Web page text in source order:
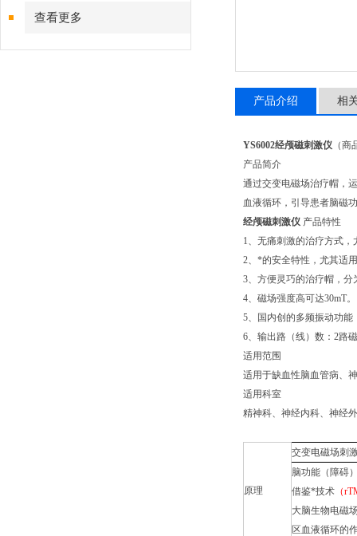
查看更多
产品介绍 相
YS6002经颅磁刺激仪 （
产品简介
通过交变电磁场治疗帽，
血液循环，引导患者脑磁
经颅磁刺激仪 产品特性
1、无痛刺激的治疗方式
2、*的安全特性，尤其适
3、方便灵巧的治疗帽，
4、磁场强度高可达30mT。
5、国内创的多频振动功
6、 输出路（线）数：2路
适用范围
适用于缺血性脑血管病、
适用科室
精神科、神经内科、神经
原理
交变电磁场
脑功能（障碍
借鉴*技术 （
大脑生物电磁
区血液循环的